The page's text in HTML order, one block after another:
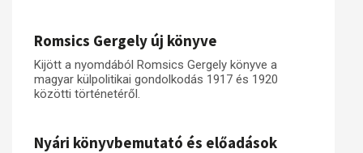
Romsics Gergely új könyve
Kijött a nyomdából Romsics Gergely könyve a
magyar külpolitikai gondolkodás 1917 és 1920
közötti történetéről.
Nyári könyvbemutató és előadások